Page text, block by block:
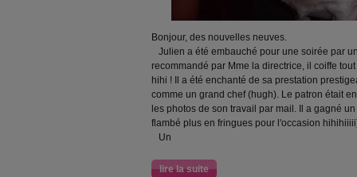
Bonjour, des nouvelles neuves.
Julien a été embauché pour une soirée par
recommandé par Mme la directrice, il coiffe
hihi ! Il a été enchanté de sa prestation
comme un grand chef (hugh). Le patron était
les photos de son travail par mail. Il a gagné
flambé plus en fringues pour l'occasion
Un
lire la suite